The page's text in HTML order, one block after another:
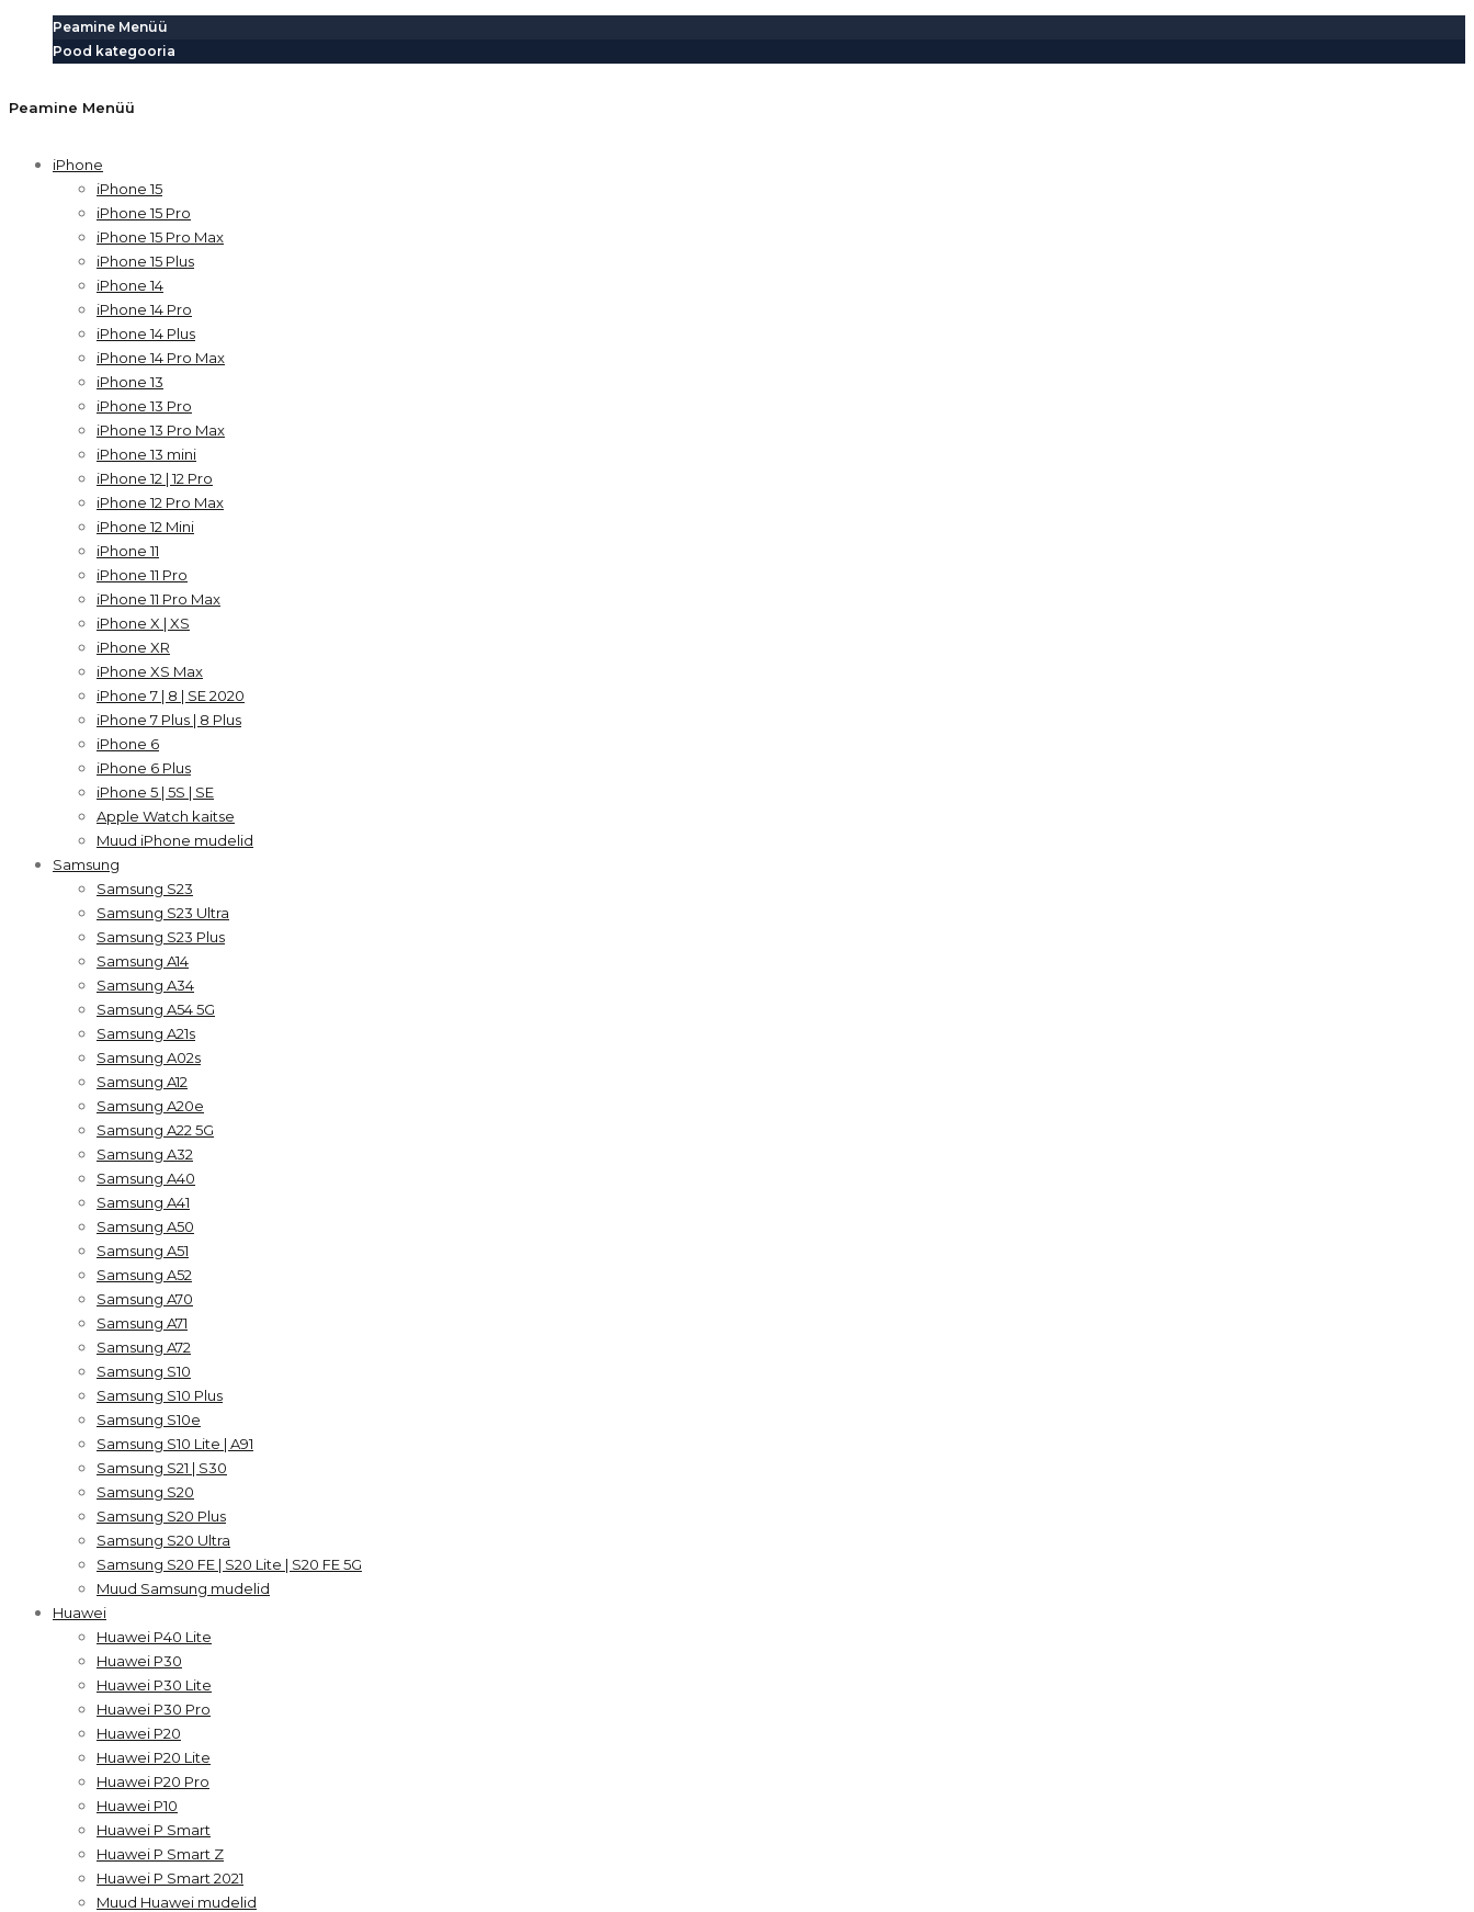
Peamine Menüü
Pood kategooria
Peamine Menüü
iPhone
iPhone 15
iPhone 15 Pro
iPhone 15 Pro Max
iPhone 15 Plus
iPhone 14
iPhone 14 Pro
iPhone 14 Plus
iPhone 14 Pro Max
iPhone 13
iPhone 13 Pro
iPhone 13 Pro Max
iPhone 13 mini
iPhone 12 | 12 Pro
iPhone 12 Pro Max
iPhone 12 Mini
iPhone 11
iPhone 11 Pro
iPhone 11 Pro Max
iPhone X | XS
iPhone XR
iPhone XS Max
iPhone 7 | 8 | SE 2020
iPhone 7 Plus | 8 Plus
iPhone 6
iPhone 6 Plus
iPhone 5 | 5S | SE
Apple Watch kaitse
Muud iPhone mudelid
Samsung
Samsung S23
Samsung S23 Ultra
Samsung S23 Plus
Samsung A14
Samsung A34
Samsung A54 5G
Samsung A21s
Samsung A02s
Samsung A12
Samsung A20e
Samsung A22 5G
Samsung A32
Samsung A40
Samsung A41
Samsung A50
Samsung A51
Samsung A52
Samsung A70
Samsung A71
Samsung A72
Samsung S10
Samsung S10 Plus
Samsung S10e
Samsung S10 Lite | A91
Samsung S21 | S30
Samsung S20
Samsung S20 Plus
Samsung S20 Ultra
Samsung S20 FE | S20 Lite | S20 FE 5G
Muud Samsung mudelid
Huawei
Huawei P40 Lite
Huawei P30
Huawei P30 Lite
Huawei P30 Pro
Huawei P20
Huawei P20 Lite
Huawei P20 Pro
Huawei P10
Huawei P Smart
Huawei P Smart Z
Huawei P Smart 2021
Muud Huawei mudelid